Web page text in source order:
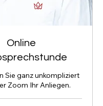
Online
Sie ganz unkompliziert
Zoom Ihr Anliegen.